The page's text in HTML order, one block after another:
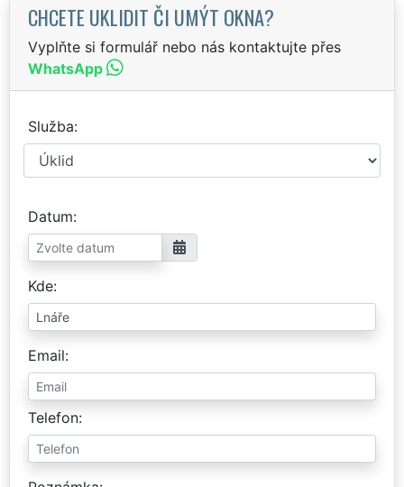
CHCETE UKLIDIT ČI UMÝT OKNA?
Vyplňte si formulář nebo nás kontaktujte přes
WhatsApp
Služba
Datum
Kde
Email
Telefon